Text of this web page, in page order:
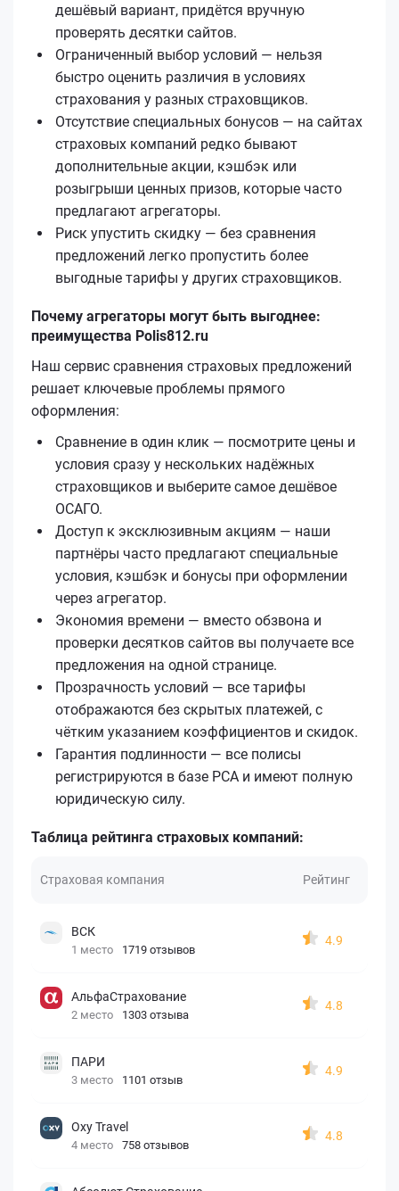
дешёвый вариант, придётся вручную
проверять десятки сайтов.
Ограниченный выбор условий — нельзя
быстро оценить различия в условиях
страхования у разных страховщиков.
Отсутствие специальных бонусов — на сайтах
страховых компаний редко бывают
дополнительные акции, кэшбэк или
розыгрыши ценных призов, которые часто
предлагают агрегаторы.
Риск упустить скидку — без сравнения
предложений легко пропустить более
выгодные тарифы у других страховщиков.
Почему агрегаторы могут быть выгоднее:
преимущества Polis812.ru
Наш сервис сравнения страховых предложений
решает ключевые проблемы прямого
оформления:
Сравнение в один клик — посмотрите цены и
условия сразу у нескольких надёжных
страховщиков и выберите самое дешёвое
ОСАГО.
Доступ к эксклюзивным акциям — наши
партнёры часто предлагают специальные
условия, кэшбэк и бонусы при оформлении
через агрегатор.
Экономия времени — вместо обзвона и
проверки десятков сайтов вы получаете все
предложения на одной странице.
Прозрачность условий — все тарифы
отображаются без скрытых платежей, с
чётким указанием коэффициентов и скидок.
Гарантия подлинности — все полисы
регистрируются в базе РСА и имеют полную
юридическую силу.
Таблица рейтинга страховых компаний:
Страховая компания Рейтинг
ВСК
1 место 1719 отзывов
4.9
АльфаСтрахование
2 место 1303 отзыва
4.8
ПАРИ
3 место 1101 отзыв
4.9
Oxy Travel
4 место 758 отзывов
4.8